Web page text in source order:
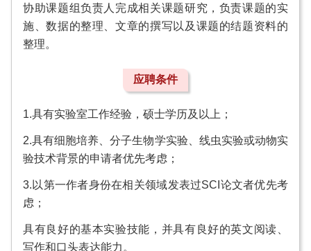
协助课题组负责人完成相关课题研究，负责课题的实
施、数据的整理、文章的撰写以及课题的结题资料的
整理。
应聘条件
1.具有实验室工作经验，硕士学历及以上；
2.具有细胞培养、分子生物学实验、线虫实验或动物实
验技术背景的申请者优先考虑；
3.以第一作者身份在相关领域发表过SCI论文者优先考
虑；
具有良好的基本实验技能，并具有良好的英文阅读、
写作和口头表达能力。